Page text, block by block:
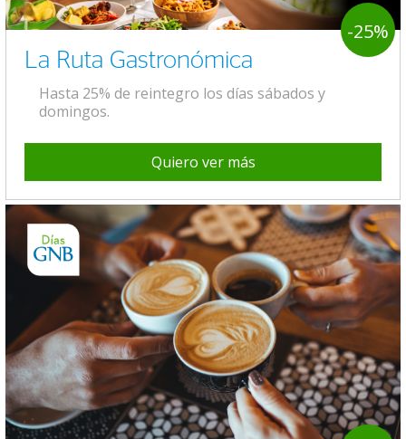
-25%
La Ruta Gastronómica
Hasta 25% de reintegro los días sábados y
domingos.
Quiero ver más